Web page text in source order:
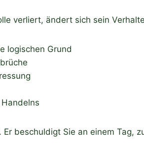
verliert, ändert sich sein
logischen Grund
beschuldigt Sie an einem Tag,